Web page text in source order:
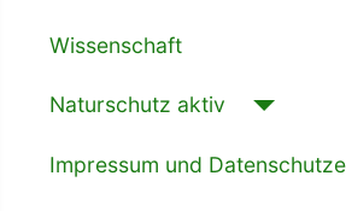
Wissenschaft
Naturschutz aktiv
Impressum und